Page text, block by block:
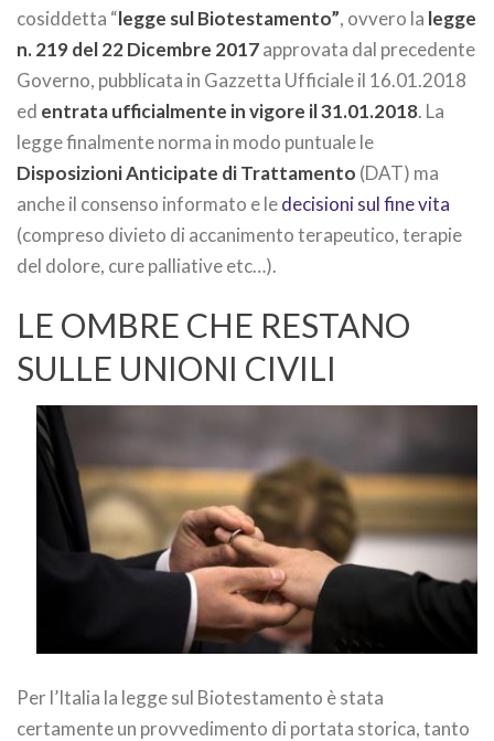
cosiddetta “legge sul Biotestamento”, ovvero la legge
n. 219 del 22 Dicembre 2017approvata dal precedente
Governo, pubblicata in Gazzetta Ufficiale il 16.01.2018
ed entrata ufficialmente in vigore il 31.01.2018. La
legge finalmente norma in modo puntuale le
Disposizioni Anticipate di Trattamento (DAT) ma
anche il consenso informato e ledecisioni sul fine vita
(compreso divieto di accanimento terapeutico, terapie
del dolore, cure palliative etc…).
LE OMBRE CHE RESTANO
SULLE UNIONI CIVILI
Per l’Italia la legge sul Biotestamento è stata
certamente un provvedimento di portata storica, tanto